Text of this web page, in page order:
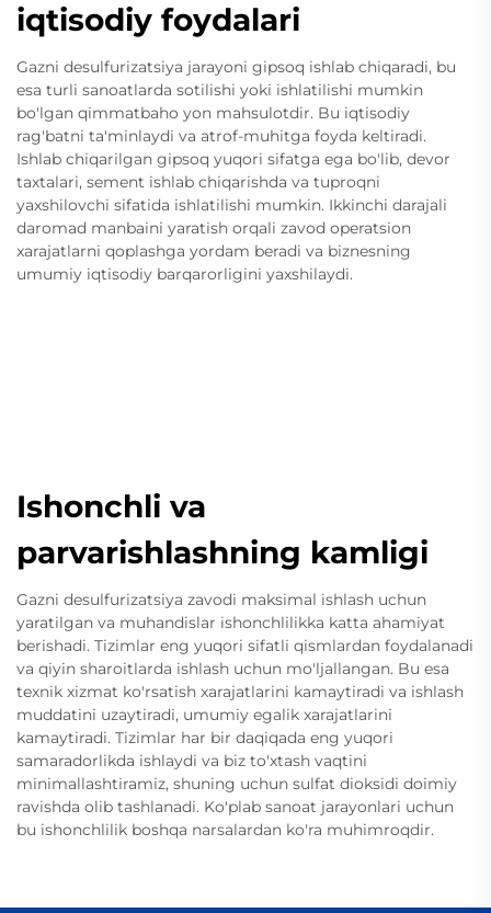
iqtisodiy foydalari
Gazni desulfurizatsiya jarayoni gipsoq ishlab chiqaradi, bu
esa turli sanoatlarda sotilishi yoki ishlatilishi mumkin
bo'lgan qimmatbaho yon mahsulotdir. Bu iqtisodiy
rag'batni ta'minlaydi va atrof-muhitga foyda keltiradi.
Ishlab chiqarilgan gipsoq yuqori sifatga ega bo'lib, devor
taxtalari, sement ishlab chiqarishda va tuproqni
yaxshilovchi sifatida ishlatilishi mumkin. Ikkinchi darajali
daromad manbaini yaratish orqali zavod operatsion
xarajatlarni qoplashga yordam beradi va biznesning
umumiy iqtisodiy barqarorligini yaxshilaydi.
Ishonchli va
parvarishlashning kamligi
Gazni desulfurizatsiya zavodi maksimal ishlash uchun
yaratilgan va muhandislar ishonchlilikka katta ahamiyat
berishadi. Tizimlar eng yuqori sifatli qismlardan foydalanadi
va qiyin sharoitlarda ishlash uchun mo'ljallangan. Bu esa
texnik xizmat ko'rsatish xarajatlarini kamaytiradi va ishlash
muddatini uzaytiradi, umumiy egalik xarajatlarini
kamaytiradi. Tizimlar har bir daqiqada eng yuqori
samaradorlikda ishlaydi va biz to'xtash vaqtini
minimallashtiramiz, shuning uchun sulfat dioksidi doimiy
ravishda olib tashlanadi. Ko'plab sanoat jarayonlari uchun
bu ishonchlilik boshqa narsalardan ko'ra muhimroqdir.